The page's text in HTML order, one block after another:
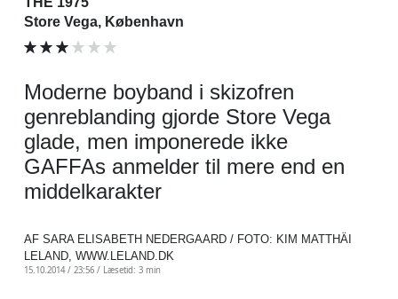
Store Vega, København
Moderne boyband i skizofren
genreblanding gjorde Store Vega
glade, men imponerede ikke
GAFFAs anmelder til mere end en
middelkarakter
AF SARA ELISABETH NEDERGAARD / FOTO: KIM MATTHÄI
LELAND, WWW.LELAND.DK
15.10.2014 / 23:56 / Læsetid: 3 min